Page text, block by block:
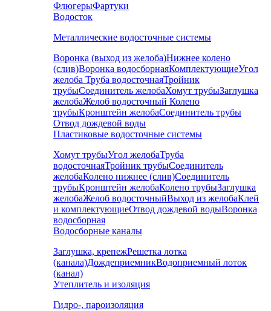
ФлюгерыФартуки
Водосток
Металлические водосточные системы
Воронка (выход из желоба)Нижнее колено
(слив)Воронка водосборнаяКомплектующиеУгол
желоба Труба водосточнаяТройник
трубыСоединитель желобаХомут трубыЗаглушка
желобаЖелоб водосточный Колено
трубыКронштейн желобаСоединитель трубы
Отвод дождевой воды
Пластиковые водосточные системы
Хомут трубыУгол желобаТруба
водосточнаяТройник трубыСоединитель
желобаКолено нижнее (слив)Соединитель
трубыКронштейн желобаКолено трубыЗаглушка
желобаЖелоб водосточныйВыход из желобаКлей
и комплектующиеОтвод дождевой водыВоронка
водосборная
Водосборные каналы
Заглушка, крепежРешетка лотка
(канала)ДождеприемникВодоприемный лоток
(канал)
Утеплитель и изоляция
Гидро-, пароизоляция